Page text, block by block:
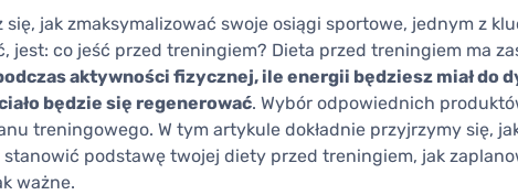
się, jak zmaksymalizować swoje osiągi sportowe, jednym z
jest: co jeść przed treningiem? Dieta przed treningiem ma
aktywności fizycznej, ile energii będziesz miał do
będzie się regenerować. Wybór odpowiednich
treningowego. W tym artykule dokładnie przyjrzymy się,
podstawę twojej diety przed treningiem, jak
ważne.